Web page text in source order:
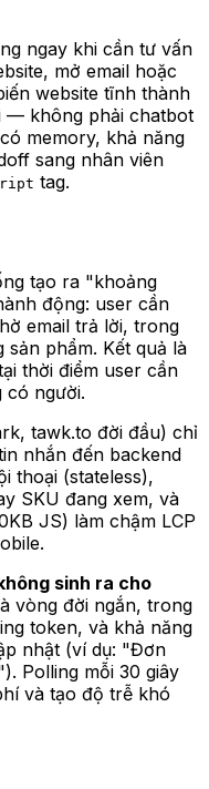
ngay khi cần tư vấn
mở email hoặc
website tĩnh thành
— không phải chatbot
memory, khả năng
sang nhân viên
tag.
tạo ra "khoảng
động: user cần
email trả lời, trong
phẩm. Kết quả là
thời điểm user cần
có người.
tawk.to đời đầu) chỉ
nhắn đến backend
thoại (stateless),
SKU đang xem, và
JS) làm chậm LCP
sinh ra cho
vòng đời ngắn, trong
token, và khả năng
nhật (ví dụ: "Đơn
Polling mỗi 30 giây
và tạo độ trễ khó